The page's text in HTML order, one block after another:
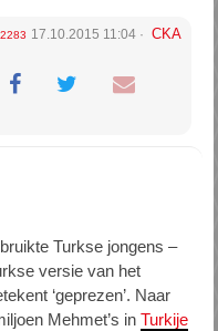
17.10.2015 11:04 CKA
Turkse jongens –
versie van het
‘geprezen’. Naar
Mehmet’s in Turkije